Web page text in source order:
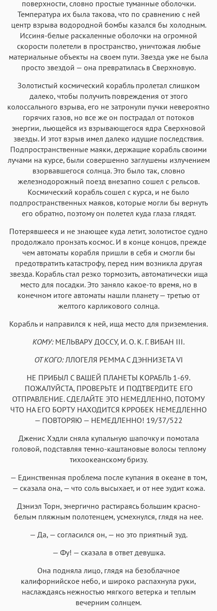
поверхности, словно простые туманные оболочки.
Температура их была такова, что по сравнению с ней
центр взрыва водородной бомбы казался бы холодным.
Иссиня-белые раскаленные оболочки на огромной
скорости полетели в пространство, уничтожая любые
материальные объекты на своем пути. Звезда уже не была
просто звездой — она превратилась в Сверхновую.
Золотистый космический корабль пролетал слишком
далеко, чтобы получить повреждения от этого
колоссального взрыва, его не затронули пучки невероятно
горячих газов, но все же он пострадал от потоков
энергии, льющейся из взрывающегося ядра Сверхновой
звезды. И этот взрыв имел далеко идущие последствия.
Подпространственные маяки, держащие корабль своими
лучами на курсе, были совершенно заглушены излучением
взорвавшегося солнца. Это было так, словно
железнодорожный поезд внезапно сошел с рельсов.
Космический корабль сошел с курса, и не было
подпространственных маяков, которые могли бы вернуть
его обратно, поэтому он полетел куда глаза глядят.
Потерявшееся и не знающее куда летит, золотистое судно
продолжало пронзать космос. И в конце концов, прежде
чем автоматы корабля пришли в себя и смогли бы
предотвратить катастрофу, перед ним возникла другая
звезда. Корабль стал резко тормозить, автоматически ища
место для посадки. Это заняло какое-то время, но в
конечном итоге автоматы нашли планету — третью от
желтого карликового солнца.
Корабль и направился к ней, ища место для приземления.
КОМУ:МЕЛЬВАРУ ДОССУ, И. О. К. Г. ВИБАН III.
ОТ КОГО:ЛЛОГЕЛЯ РЕММА С ДЭННИЗЕТА VI
НЕ ПРИБЫЛ С ВАШЕЙ ПЛАНЕТЫ КОРАБЛЬ 1-69.
ПОЖАЛУЙСТА, ПРОВЕРЬТЕ И ПОДТВЕРДИТЕ ЕГО
ОТПРАВЛЕНИЕ. СДЕЛАЙТЕ ЭТО НЕМЕДЛЕННО, ПОТОМУ
ЧТО НА ЕГО БОРТУ НАХОДИТСЯ КРРОБЕК НЕМЕДЛЕННО
— ПОВТОРЯЮ — НЕМЕДЛЕННО! 19/37/522
Дженис Хэдли сняла купальную шапочку и помотала
головой, подставляя темно-каштановые волосы теплому
тихоокеанскому бризу.
— Единственная проблема после купания в океане в том,
— сказала она, — что соль высыхает, и от нее зудит кожа.
Дэниэл Торн, энергично растираясь большим красно-
белым пляжным полотенцем, усмехнулся, глядя на нее.
— Да, — согласился он, — но это приятный зуд.
— Фу! — сказала в ответ девушка.
Она подняла лицо, глядя на безоблачное
калифорнийское небо, и широко распахнула руки,
наслаждаясь нежностью мягкого ветерка и теплым
вечерним солнцем.